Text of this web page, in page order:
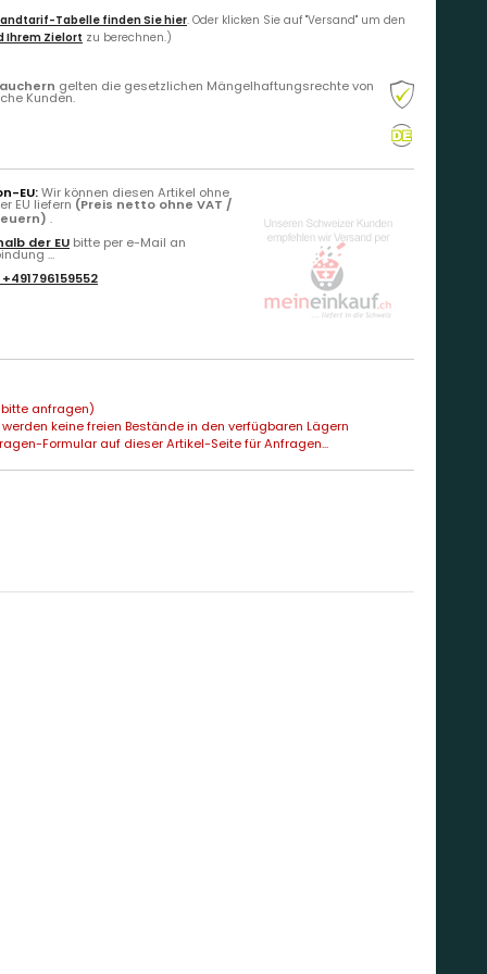
Tabelle finden Sie hier. Oder klicken Sie auf "Versand" um den
Ihrem Zielort zu berechnen.)
gelten die gesetzlichen Mängelhaftungsrechte von
Kunden.
EU:Wir können diesen Artikel ohne
EU liefern (Preis netto ohne VAT /
.
der EU bitte per e-Mail an
...
+491796159552
anfragen)
werden keine freien Bestände in den verfügbaren Lägern
Formular auf dieser Artikel-Seite für Anfragen...